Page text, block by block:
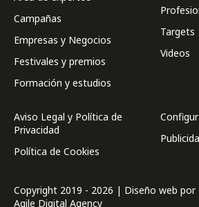
Campañas
Empresas y Negocios
Festivales y premios
Formación y estudios
Targets
Videos
Aviso Legal y Política de
Privacidad
Política de Cookies
Copyright 2019 - 2026 | Diseño web por
Agile Digital Agency